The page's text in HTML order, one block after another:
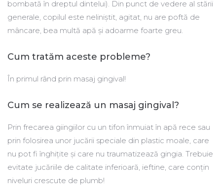
bombată în dreptul dintelui). Din punct de vedere al stării
generale, copilul este neliniștit, agitat, nu are poftă de
mâncare, bea multă apă și adoarme foarte greu.
Cum tratăm aceste probleme?
În primul rând prin masaj gingival!
Cum se realizează un masaj gingival?
Prin frecarea giingiilor cu un tifon înmuiat în apă rece sau
prin folosirea unor jucării speciale din plastic moale, care
nu pot fi înghițite și care nu traumatizează gingia. Trebuie
evitate jucăriile de calitate inferioară, ieftine, care conțin
niveluri crescute de plumb!